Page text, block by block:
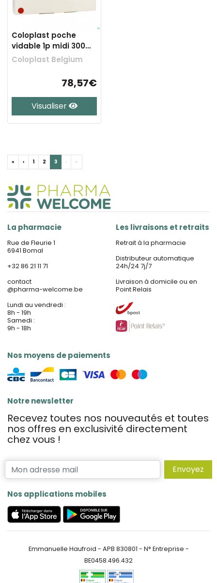
Coloplast poche
vidable 1p midi 300ml
10 2215
Coloplast Belgium
78,57€
Visualiser
« ‹ 1 2 3 › »
La pharmacie
Rue de Fleurie 1
6941 Bomal
+32 86 21 11 71
contact
@pharma-welcome.be
Lundi au vendredi :
8h - 19h
Samedi :
9h - 18h
Nos moyens de paiements
Les livraisons et retraits
Retrait à la pharmacie
Distributeur automatique
24h/24 7j/7
Livraison à domicile ou en
Point Relais
Notre newsletter
Recevez toutes nos nouveautés et toutes
nos offres en exclusivité directement
chez vous !
Envoyez
Nos applications mobiles
Emmanuelle Haufroid - APB 830801 - N° Entreprise -
BE0458.496.432